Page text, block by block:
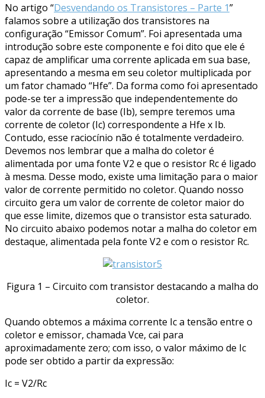
No artigo “Desvendando os Transistores – Parte 1”
falamos sobre a utilização dos transistores na
configuração “Emissor Comum”. Foi apresentada uma
introdução sobre este componente e foi dito que ele é
capaz de amplificar uma corrente aplicada em sua base,
apresentando a mesma em seu coletor multiplicada por
um fator chamado “Hfe”. Da forma como foi apresentado
pode-se ter a impressão que independentemente do
valor da corrente de base (Ib), sempre teremos uma
corrente de coletor (Ic) correspondente a Hfe x Ib.
Contudo, esse raciocínio não é totalmente verdadeiro.
Devemos nos lembrar que a malha do coletor é
alimentada por uma fonte V2 e que o resistor Rc é ligado
à mesma. Desse modo, existe uma limitação para o maior
valor de corrente permitido no coletor. Quando nosso
circuito gera um valor de corrente de coletor maior do
que esse limite, dizemos que o transistor esta saturado.
No circuito abaixo podemos notar a malha do coletor em
destaque, alimentada pela fonte V2 e com o resistor Rc.
Figura 1 – Circuito com transistor destacando a malha do
coletor.
Quando obtemos a máxima corrente Ic a tensão entre o
coletor e emissor, chamada Vce, cai para
aproximadamente zero; com isso, o valor máximo de Ic
pode ser obtido a partir da expressão:
Ic = V2/Rc